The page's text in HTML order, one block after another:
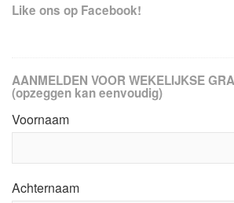
Like ons op Facebook!
AANMELDEN VOOR WEKELIJKSE
(opzeggen kan eenvoudig)
Voornaam
Achternaam